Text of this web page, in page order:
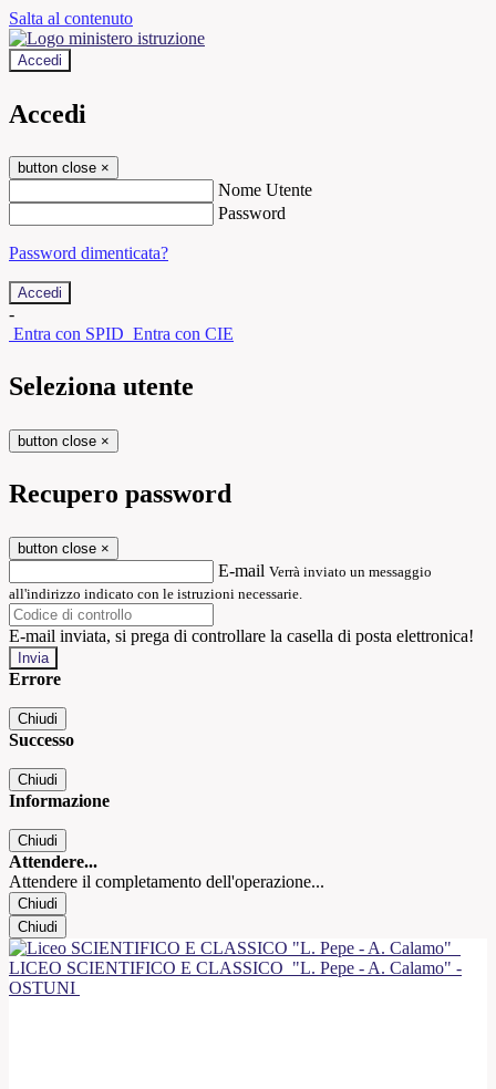
Salta al contenuto
Accedi
Accedi
button close ×
Nome Utente
Password
Password dimenticata?
-
Entra con SPID Entra con CIE
Seleziona utente
button close ×
Recupero password
button close ×
E-mail Verrà inviato un messaggio
all'indirizzo indicato con le istruzioni necessarie.
E-mail inviata, si prega di controllare la casella di posta elettronica!
Errore
Chiudi
Successo
Chiudi
Informazione
Chiudi
Attendere...
Attendere il completamento dell'operazione...
Chiudi
Chiudi
LICEO SCIENTIFICO E CLASSICO "L. Pepe - A. Calamo" -
OSTUNI